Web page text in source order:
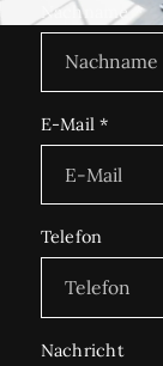
Nachname*
E-Mail*
Telefon
Nachricht